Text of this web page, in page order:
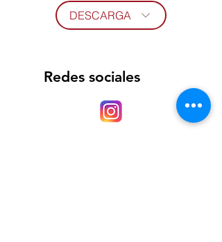
DESCARGA
Redes sociales